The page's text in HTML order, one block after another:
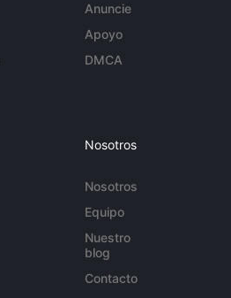
Anuncie
Apoyo
DMCA
Nosotros
Nosotros
Equipo
Nuestro
blog
Contacto